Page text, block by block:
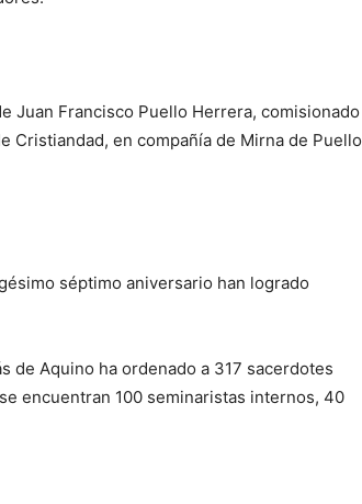
Juan Francisco Puello Herrera, comisionado
en compañía de Mirna de Puello
séptimo aniversario han logrado
de Aquino ha ordenado a 317 sacerdotes
encuentran 100 seminaristas internos, 40